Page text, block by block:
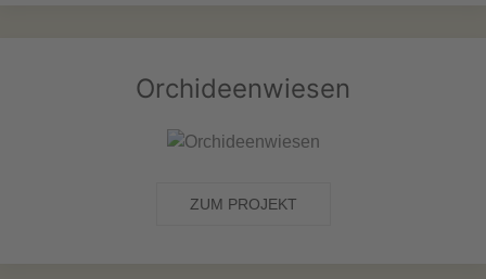
Orchideenwiesen
ZUM PROJEKT